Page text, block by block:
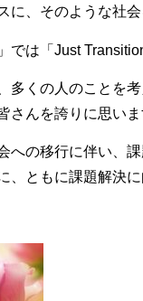
、そのような社
は「Just
くの人のことを
さんを誇りに思いま
の移行に伴い、
ともに課題解決